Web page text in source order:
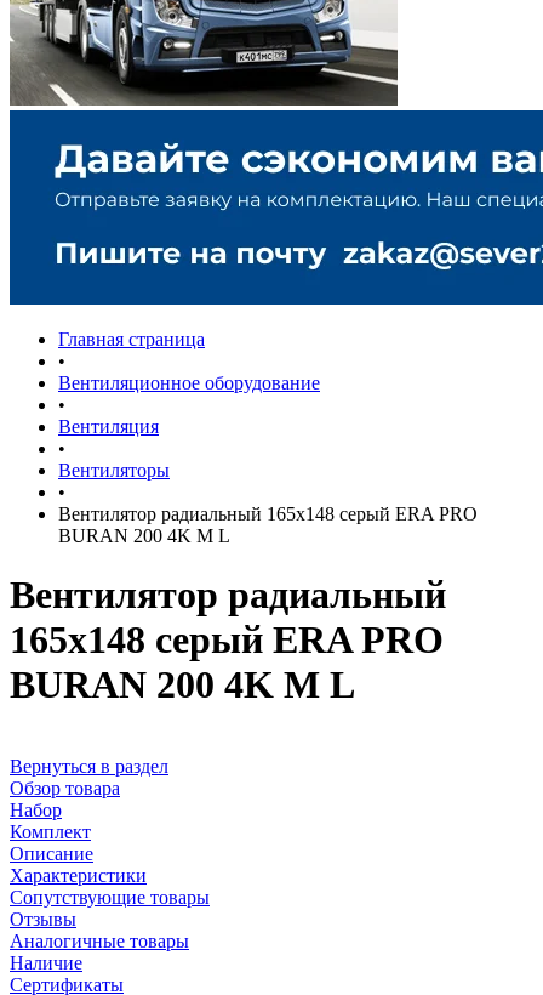
Главная страница
•
Вентиляционное оборудование
•
Вентиляция
•
Вентиляторы
•
Вентилятор радиальный 165х148 серый ERA PRO
BURAN 200 4K M L
Вентилятор радиальный
165х148 серый ERA PRO
BURAN 200 4K M L
Вернуться в раздел
Обзор товара
Набор
Комплект
Описание
Характеристики
Сопутствующие товары
Отзывы
Аналогичные товары
Наличие
Сертификаты